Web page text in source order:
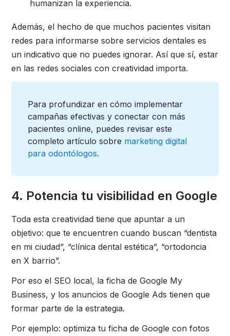
humanizan la experiencia.
Además, el hecho de que muchos pacientes visitan
redes para informarse sobre servicios dentales es
un indicativo que no puedes ignorar. Así que sí, estar
en las redes sociales con creatividad importa.
Para profundizar en cómo implementar
campañas efectivas y conectar con más
pacientes online, puedes revisar este
completo artículo sobre marketing digital
para odontólogos.
4. Potencia tu visibilidad en Google
Toda esta creatividad tiene que apuntar a un
objetivo: que te encuentren cuando buscan “dentista
en mi ciudad”, “clínica dental estética”, “ortodoncia
en X barrio”.
Por eso el SEO local, la ficha de Google My
Business, y los anuncios de Google Ads tienen que
formar parte de la estrategia.
Por ejemplo: optimiza tu ficha de Google con fotos